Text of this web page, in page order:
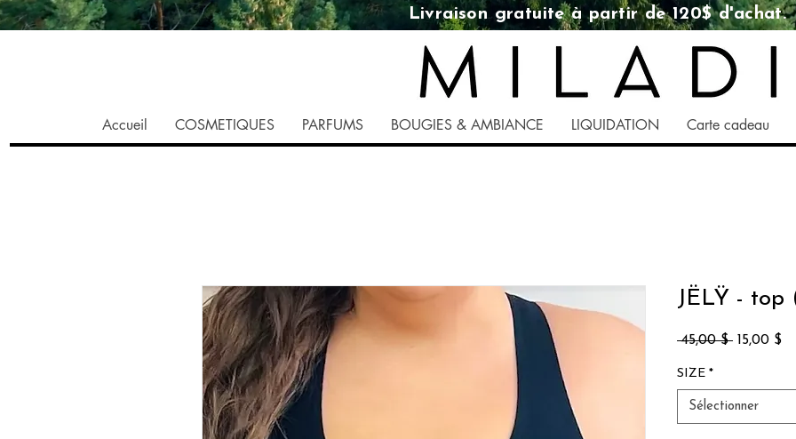
Livraison gratuite à partir de 120$ d'achat.
Accueil COSMETIQUES PARFUMS BOUGIES & AMBIANCE LIQUIDATION Carte cadeau
JËLŸ - top
45,00 $ Prix
15,00 $
SIZE *
Sélectionner